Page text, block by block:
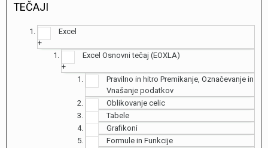
TEČAJI
Excel
+
Excel Osnovni tečaj (EOXLA)
+
Pravilno in hitro Premikanje, Označevanje in
Vnašanje podatkov
Oblikovanje celic
Tabele
Grafikoni
Formule in Funkcije